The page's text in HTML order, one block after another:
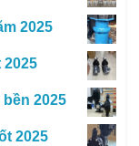
2025
2025
2025
2025